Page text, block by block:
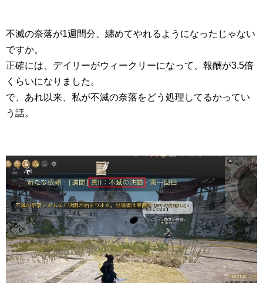
不滅の奈落が1週間分、纏めてやれるようになったじゃない
ですか。
正確には、デイリーがウィークリーになって、報酬が3.5倍
くらいになりました。
で、あれ以来、私が不滅の奈落をどう処理してるかってい
う話。